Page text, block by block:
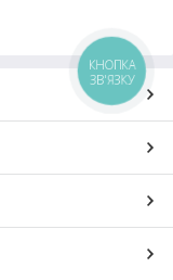
КНОПКА
ЗВ'ЯЗКУ